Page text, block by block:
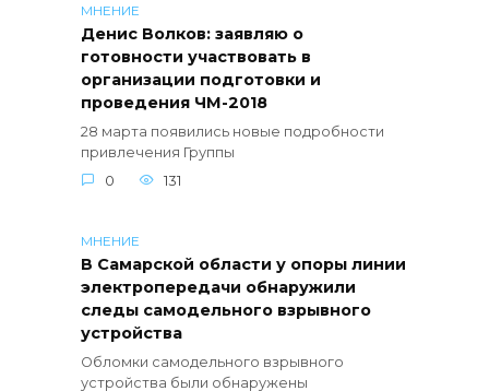
МНЕНИЕ
Денис Волков: заявляю о
готовности участвовать в
организации подготовки и
проведения ЧМ-2018
28 марта появились новые подробности
привлечения Группы
0
131
МНЕНИЕ
В Самарской области у опоры линии
электропередачи обнаружили
следы самодельного взрывного
устройства
Обломки самодельного взрывного
устройства были обнаружены